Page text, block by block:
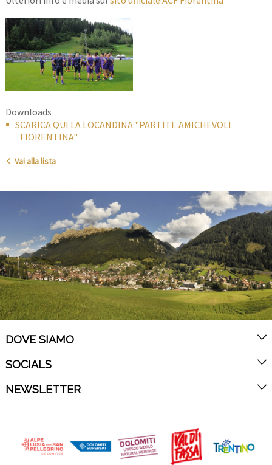
Downloads
SCARICA QUI LA LOCANDINA "PARTITE AMICHEVOLI
FIORENTINA"
Vai alla lista
DOVE SIAMO
SOCIALS
NEWSLETTER